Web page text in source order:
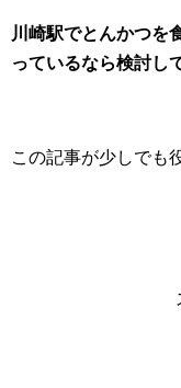
川崎駅でとんかつを
っているなら検討し
この記事が少しでも